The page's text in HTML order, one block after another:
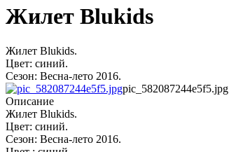
Жилет Blukids
Жилет Blukids.
Цвет: синий.
Сезон: Весна-лето 2016.
pic_582087244e5f5.jpg
Описание
Жилет Blukids.
Цвет: синий.
Сезон: Весна-лето 2016.